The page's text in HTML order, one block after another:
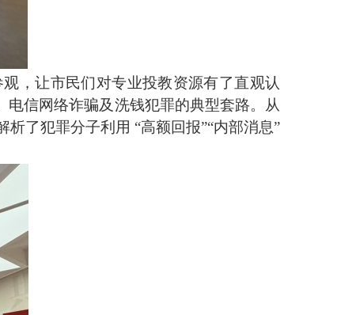
，让市民们对专业投教资源有了直观认
信网络诈骗及洗钱犯罪的典型套路。从
了犯罪分子利用 “高额回报”“内部消息”